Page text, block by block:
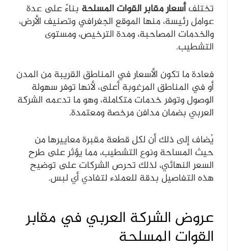
تختلفأسعار مقابر القوات المسلحة بناءً على عدة
عوامل رئيسة، منها الموقع الجغرافي وتصنيف الأرض،
والخدمات المصاحبة، ومدة الترخيص، ومستوى
التشطيب.
فعادة ما تكون الأسعار في المناطق القريبة من المدن
أو في المناطق المرغوبة أعلى، لأنها توفر سهولة
الوصول وتوفر خدمات متكاملة، وهو ما تدعمه الشركة
العربي بضمان مدافن مرخصة ومعتمدة.
يُضاف إلى ذلك أن لكل قطعة مقبرة معاييرها من
حيث المساحة ونوع التشطيب، مما يؤثر على طرح
السعر النهائي، لذلك تحرص الشركات على توضيح
هذه التفاصيل بدقة للعملاء لتفادي أي لبس.
عروض الشركة العربي في مقابر
القوات المسلحة